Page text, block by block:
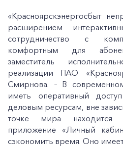
«Красноярскэнергосбыт
расширением
сотрудничество с
комфортным для
заместитель
реализации ПАО
Смирнова. – В
иметь оперативный
деловым ресурсам, вне
точке мира находится
приложение «Личный
сэкономить время. Оно